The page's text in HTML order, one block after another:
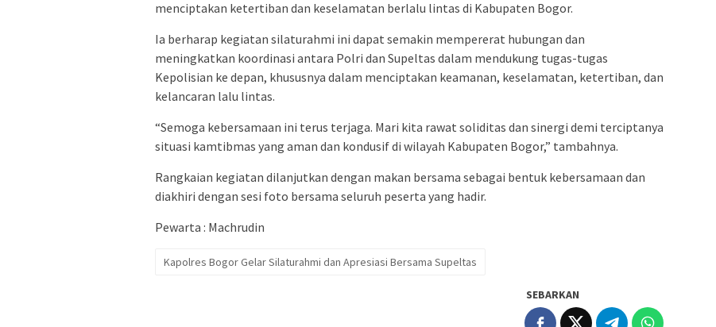
menciptakan ketertiban dan keselamatan berlalu lintas di Kabupaten Bogor.
Ia berharap kegiatan silaturahmi ini dapat semakin mempererat hubungan dan
meningkatkan koordinasi antara Polri dan Supeltas dalam mendukung tugas-tugas
Kepolisian ke depan, khususnya dalam menciptakan keamanan, keselamatan, ketertiban, dan
kelancaran lalu lintas.
“Semoga kebersamaan ini terus terjaga. Mari kita rawat soliditas dan sinergi demi terciptanya
situasi kamtibmas yang aman dan kondusif di wilayah Kabupaten Bogor,” tambahnya.
Rangkaian kegiatan dilanjutkan dengan makan bersama sebagai bentuk kebersamaan dan
diakhiri dengan sesi foto bersama seluruh peserta yang hadir.
Pewarta : Machrudin
Kapolres Bogor Gelar Silaturahmi dan Apresiasi Bersama Supeltas
SEBARKAN